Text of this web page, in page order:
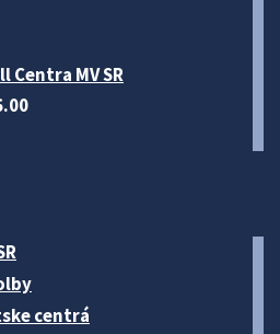
MV SR
centrá